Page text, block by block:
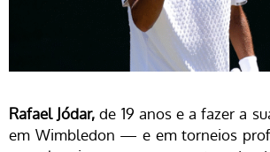
Rafael Jódar, de 19 anos e a fazer a
em Wimbledon — e em torneios